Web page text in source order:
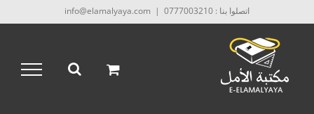
content
اتصلوا بنا : 0777003210 |
info@elamalyaya.com